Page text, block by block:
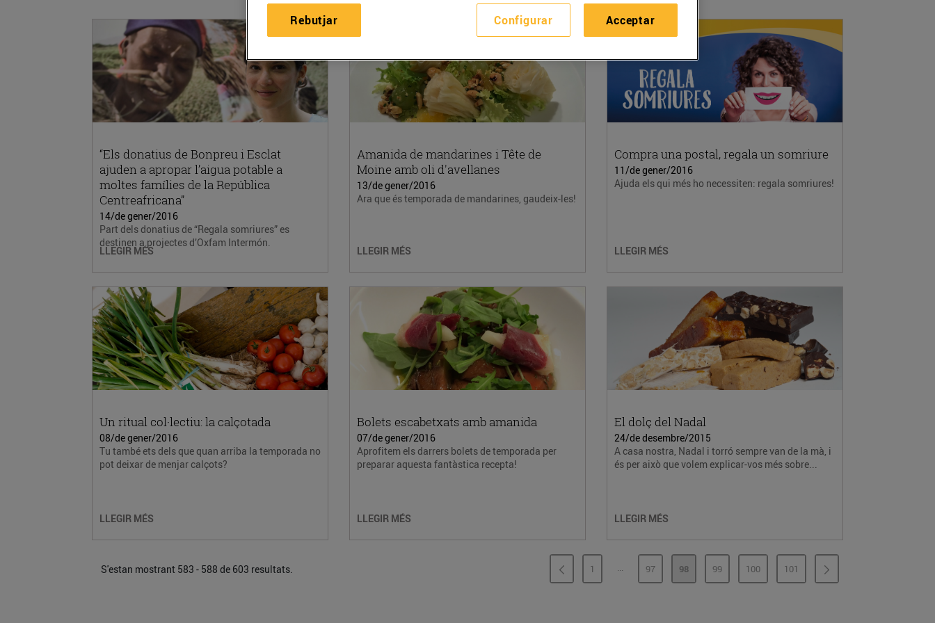
“Els donatius de Bonpreu i Esclat
ajuden a apropar l’aigua potable a
moltes famílies de la República
Centreafricana”
14/de gener/2016
Part dels donatius de “Regala somriures” es
destinen a projectes d’Oxfam Intermón.
LLEGIR MÉS
Amanida de mandarines i Tête de
Moine amb oli d'avellanes
13/de gener/2016
Ara que és temporada de mandarines, gaudeix-les!
LLEGIR MÉS
Compra una postal, regala un somriure
11/de gener/2016
Ajuda els qui més ho necessiten: regala somriures!
LLEGIR MÉS
Un ritual col·lectiu: la calçotada
08/de gener/2016
Tu també ets dels que quan arriba la temporada no
pot deixar de menjar calçots?
LLEGIR MÉS
Bolets escabetxats amb amanida
07/de gener/2016
Aprofitem els darrers bolets de temporada per
preparar aquesta fantàstica recepta!
LLEGIR MÉS
El dolç del Nadal
24/de desembre/2015
A casa nostra, Nadal i torró sempre van de la mà, i
és per això que volem explicar-vos més sobre...
LLEGIR MÉS
S'estan mostrant 583 - 588 de 603 resultats. PÀGINA
1 ...PÀGINES INTERMÈDIES
PÀGINA
97 PÀGINA
98 PÀGINA
99 PÀGINA
100 PÀGINA
101
Configurar
Rebutjar Acceptar